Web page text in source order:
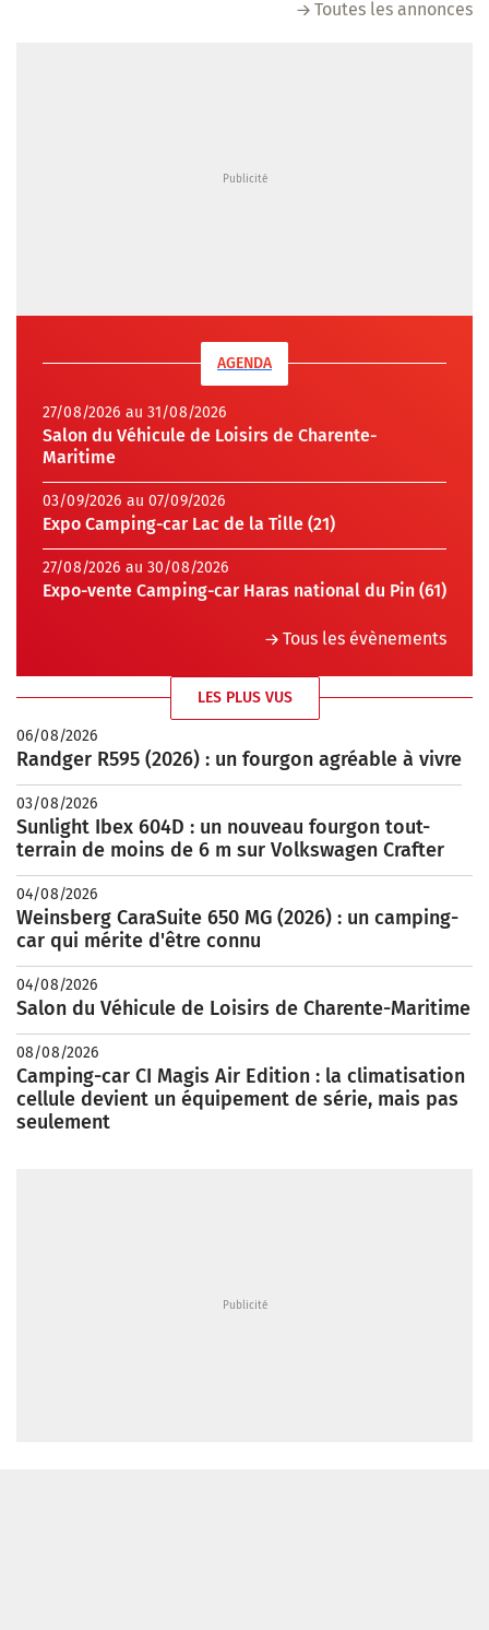
Toutes les annonces
AGENDA
27/08/2026 au 31/08/2026
Salon du Véhicule de Loisirs de Charente-
Maritime
03/09/2026 au 07/09/2026
Expo Camping-car Lac de la Tille (21)
27/08/2026 au 30/08/2026
Expo-vente Camping-car Haras national du Pin (61)
Tous les évènements
LES PLUS VUS
06/08/2026
Randger R595 (2026) : un fourgon agréable à vivre
03/08/2026
Sunlight Ibex 604D : un nouveau fourgon tout-
terrain de moins de 6 m sur Volkswagen Crafter
04/08/2026
Weinsberg CaraSuite 650 MG (2026) : un camping-
car qui mérite d'être connu
04/08/2026
Salon du Véhicule de Loisirs de Charente-Maritime
08/08/2026
Camping-car CI Magis Air Edition : la climatisation
cellule devient un équipement de série, mais pas
seulement